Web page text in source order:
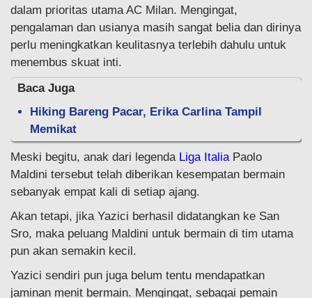
dalam prioritas utama AC Milan. Mengingat,
pengalaman dan usianya masih sangat belia dan dirinya
perlu meningkatkan keulitasnya terlebih dahulu untuk
menembus skuat inti.
Baca Juga
Hiking Bareng Pacar, Erika Carlina Tampil
Memikat
Meski begitu, anak dari legenda Liga Italia Paolo
Maldini tersebut telah diberikan kesempatan bermain
sebanyak empat kali di setiap ajang.
Akan tetapi, jika Yazici berhasil didatangkan ke San
Sro, maka peluang Maldini untuk bermain di tim utama
pun akan semakin kecil.
Yazici sendiri pun juga belum tentu mendapatkan
jaminan menit bermain. Mengingat, sebagai pemain